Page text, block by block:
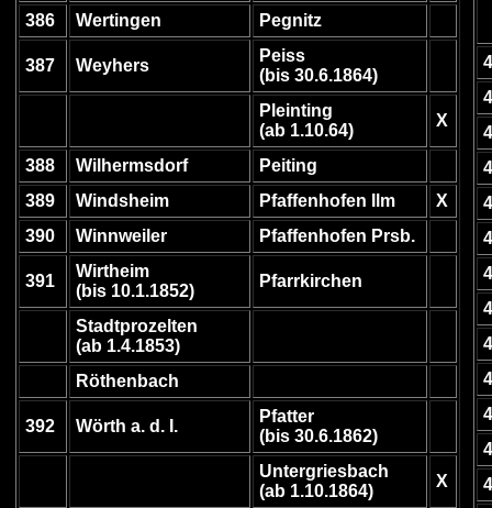
386
Wertingen Pegnitz
387 Weyhers
Peiss
(bis 30.6.1864)
Pleinting
(ab 1.10.64)
X
388 Wilhermsdorf
Peiting
389
Windsheim Pfaffenhofen Ilm
X
390
Winnweiler Pfaffenhofen Prsb.
391
Wirtheim
(bis 10.1.1852)
Pfarrkirchen
Stadtprozelten
(ab 1.4.1853)
Röthenbach
392 Wörth a. d. I.
Pfatter
(bis 30.6.1862)
Untergriesbach
(ab 1.10.1864)
X